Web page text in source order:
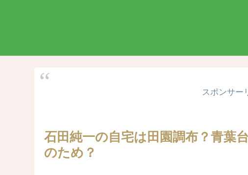
スポンサー
石田純一の自宅は田園調布？青葉
のため？